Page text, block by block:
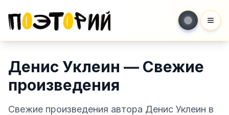
Денис Уклеин — Свежие
произведения
Свежие произведения автора Денис Уклеин в